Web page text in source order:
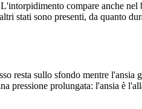
compare anche
stati sono presenti, da quanto
resta sullo sfondo mentre
pressione prolungata: l'ansia è